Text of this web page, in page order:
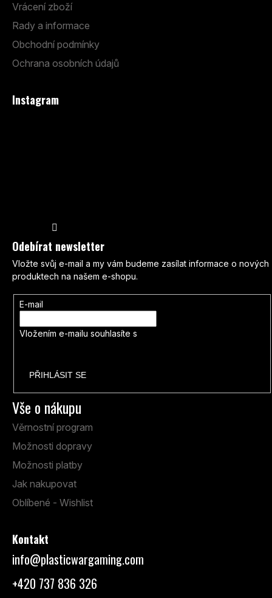
Vše o nákupu
Věrnostní program
Možnosti dopravy
Možnosti platby
Jak nakupovat
Oblíbené - Wishlist
Kontakt
info@plasticwargaming.com
+420 737 836 326
Vrácení zboží
Rady a informace
Obchodní podmínky
Ochrana osobních údajů
Instagram
Odebírat newsletter
Vložte svůj e-mail a my vám budeme zasílat informace o nových
produktech na našem e-shopu.
E-mail
Vložením e-mailu souhlasíte s
PŘIHLÁSIT SE